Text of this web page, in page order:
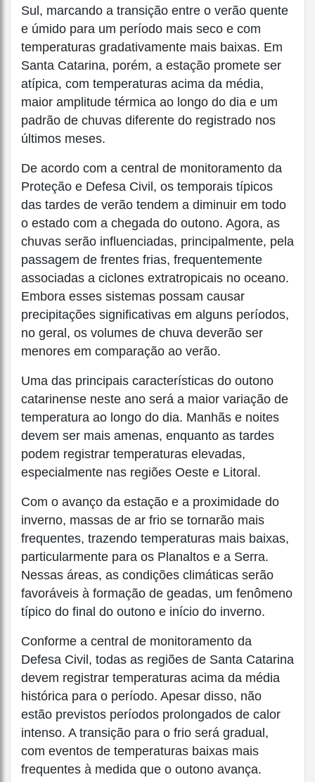
Sul, marcando a transição entre o verão quente
e úmido para um período mais seco e com
temperaturas gradativamente mais baixas. Em
Santa Catarina, porém, a estação promete ser
atípica, com temperaturas acima da média,
maior amplitude térmica ao longo do dia e um
padrão de chuvas diferente do registrado nos
últimos meses.
De acordo com a central de monitoramento da
Proteção e Defesa Civil, os temporais típicos
das tardes de verão tendem a diminuir em todo
o estado com a chegada do outono. Agora, as
chuvas serão influenciadas, principalmente, pela
passagem de frentes frias, frequentemente
associadas a ciclones extratropicais no oceano.
Embora esses sistemas possam causar
precipitações significativas em alguns períodos,
no geral, os volumes de chuva deverão ser
menores em comparação ao verão.
Uma das principais características do outono
catarinense neste ano será a maior variação de
temperatura ao longo do dia. Manhãs e noites
devem ser mais amenas, enquanto as tardes
podem registrar temperaturas elevadas,
especialmente nas regiões Oeste e Litoral.
Com o avanço da estação e a proximidade do
inverno, massas de ar frio se tornarão mais
frequentes, trazendo temperaturas mais baixas,
particularmente para os Planaltos e a Serra.
Nessas áreas, as condições climáticas serão
favoráveis à formação de geadas, um fenômeno
típico do final do outono e início do inverno.
Conforme a central de monitoramento da
Defesa Civil, todas as regiões de Santa Catarina
devem registrar temperaturas acima da média
histórica para o período. Apesar disso, não
estão previstos períodos prolongados de calor
intenso. A transição para o frio será gradual,
com eventos de temperaturas baixas mais
frequentes à medida que o outono avança.